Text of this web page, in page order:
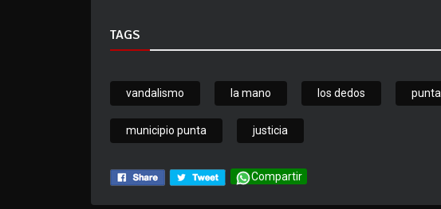
TAGS
vandalismo la mano los dedos
municipio punta justicia
Compartir